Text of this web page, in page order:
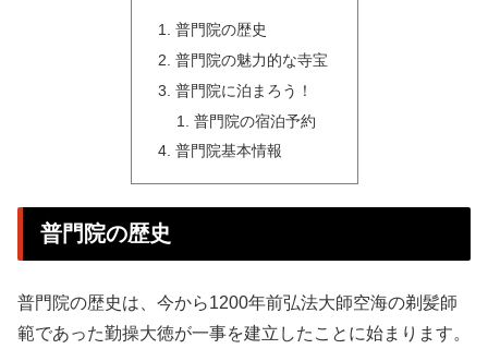
普門院の歴史
普門院の魅力的な寺宝
普門院に泊まろう！
普門院の宿泊予約
普門院基本情報
普門院の歴史
普門院の歴史は、今から1200年前弘法大師空海の剃髪師
範であった勤操大徳が一事を建立したことに始まります。